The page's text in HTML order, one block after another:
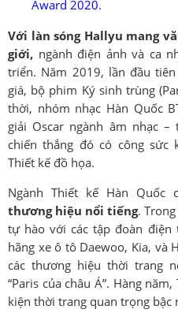
Award 2020.
Với làn sóng Hallyu mang
giới, ngành điện ảnh và ca
triển. Năm 2019, lần đầu
giá, bộ phim Ký sinh trùng
thời, nhóm nhạc Hàn Quốc
giải Oscar ngành âm nhạc
chiến thắng đó có công sức
Thiết kế đồ họa.
Ngành Thiết kế Hàn Quốc
thương hiệu nổi tiếng.
tự hào với các tập đoàn điện
hãng xe ô tô Daewoo, Kia, và
các thương hiệu thời trang
“Paris của châu Á”. Hàng
kiện thời trang quan trọng bậc